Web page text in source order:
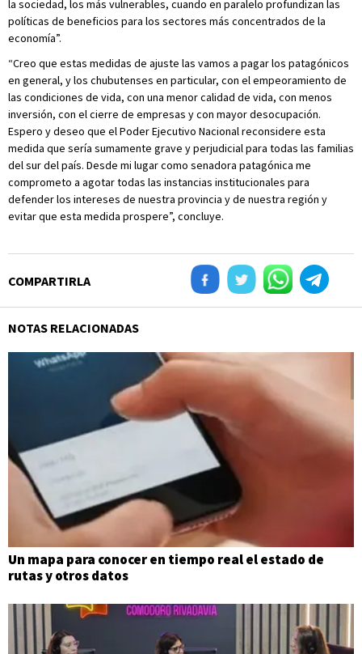
la sociedad, los más vulnerables, cuando en paralelo profundizan las
políticas de beneficios para los sectores más concentrados de la
economía”.
“Creo que estas medidas de ajuste las vamos a pagar los patagónicos
en general, y los chubutenses en particular, con el empeoramiento de
las condiciones de vida, con una menor calidad de vida, con menos
inversión, con el cierre de empresas y con mayor desocupación.
Espero y deseo que el Poder Ejecutivo Nacional reconsidere esta
medida que sería sumamente grave y perjudicial para todas las familias
del sur del país. Desde mi lugar como senadora patagónica me
comprometo a agotar todas las instancias institucionales para
defender los intereses de nuestra provincia y de nuestra región y
evitar que esta medida prospere”, concluye.
COMPARTIRLA
NOTAS RELACIONADAS
Un mapa para conocer en tiempo real el estado de
rutas y otros datos